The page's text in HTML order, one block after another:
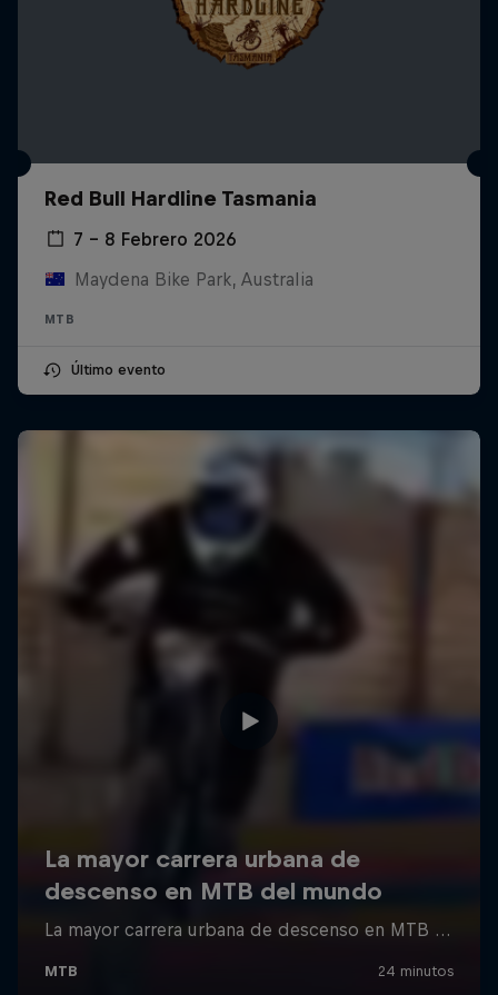
Red Bull Hardline Tasmania
7 – 8 Febrero 2026
Maydena Bike Park, Australia
MTB
Último evento